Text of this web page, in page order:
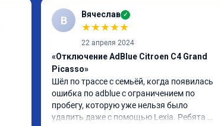
В Вячеслав ✓
★★★★★
22 апреля 2024
«Отключение AdBlue Citroen C4 Grand
Picasso»
Шёл по трассе с семьёй, когда появилась
ошибка по adblue с ограничением по
пробегу, которую уже нельзя было
удалить даже с помощью Lexia. Ребята